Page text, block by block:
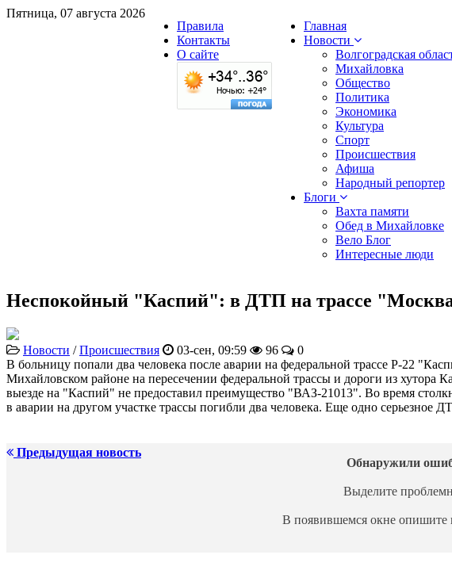
Пятница, 07 августа 2026
Правила
Контакты
О сайте
Главная
Новости
Волгоградская
Михайловка
Общество
Политика
Экономика
Культура
Спорт
Происшествия
Афиша
Народный репортер
Блоги
Вахта памяти
Обед в Михайловке
Вело Блог
Интересные люди
Неспокойный "Каспий": в ДТП на трассе
Новости /Происшествия 03-сен, 09:59 96 0
В больницу попали два человека после аварии на федеральной трассе Р-22
Михайловском районе на пересечении федеральной трассы и дороги из
выезде на "Каспий" не предоставил преимущество "ВАЗ-21013". Во время
в аварии на другом участке трассы погибли два человека. Еще одно серьезное
Предыдущая новость
Обнаружили
Выделите
В появившемся окне опишите